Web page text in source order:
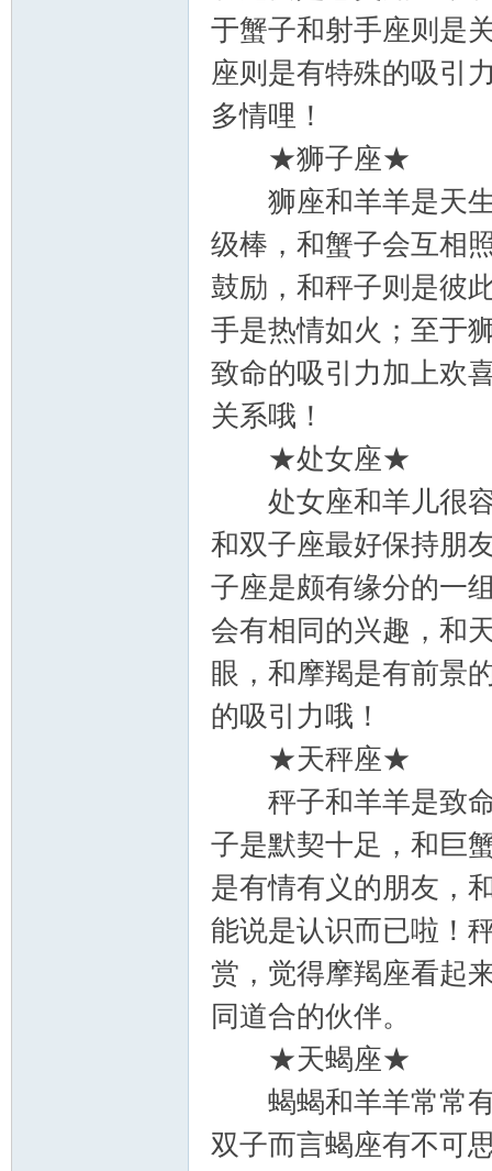
于蟹子和射手座则是
座则是有特殊的吸引
多情哩！
★狮子座★
狮座和羊羊是天生
级棒，和蟹子会互相
鼓励，和秤子则是彼
手是热情如火；至于
致命的吸引力加上欢
关系哦！
★处女座★
处女座和羊儿很容
和双子座最好保持朋
子座是颇有缘分的一
会有相同的兴趣，和
眼，和摩羯是有前景
的吸引力哦！
★天秤座★
秤子和羊羊是致命
子是默契十足，和巨
是有情有义的朋友，
能说是认识而已啦！
赏，觉得摩羯座看起
同道合的伙伴。
★天蝎座★
蝎蝎和羊羊常常有
双子而言蝎座有不可